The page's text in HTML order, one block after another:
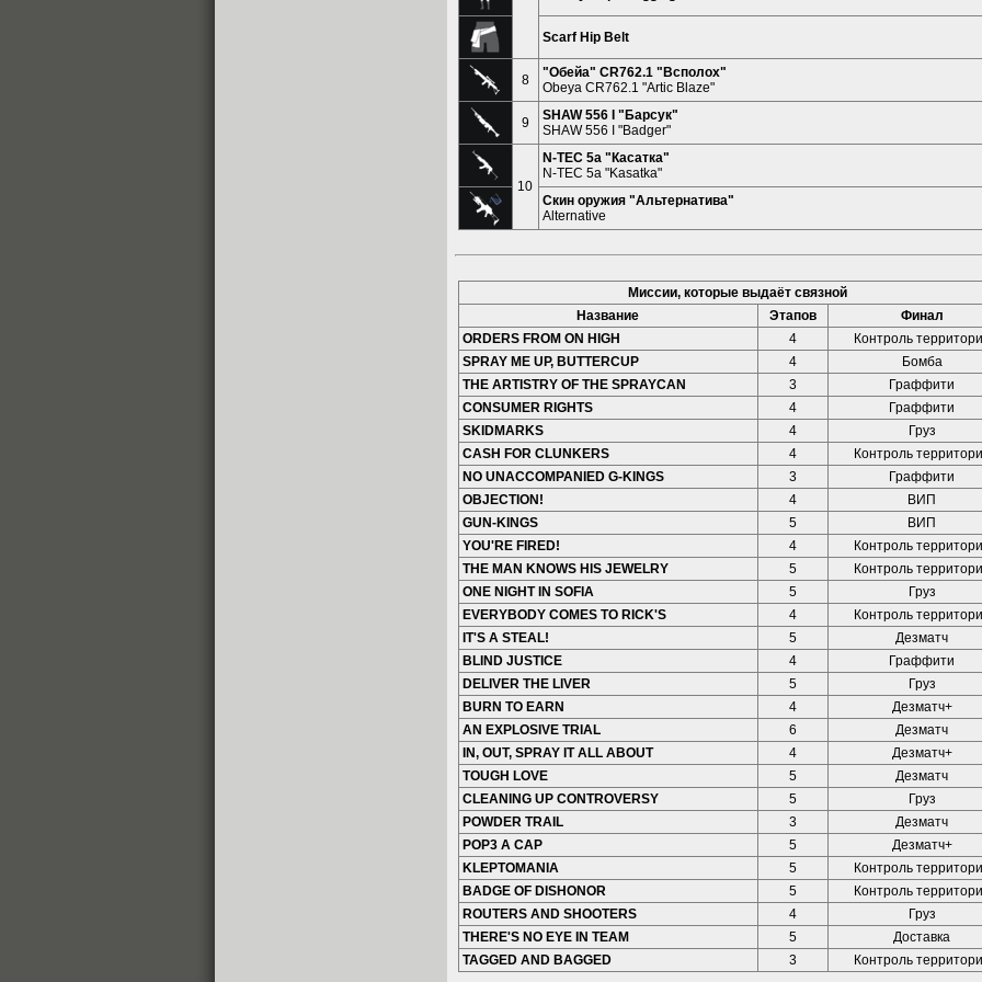
Scarf Hip Belt
8
"Обейа" CR762.1 "Всполох"
Obeya CR762.1 "Artic Blaze"
9
SHAW 556 I "Барсук"
SHAW 556 I "Badger"
10
N-TEC 5a "Касатка"
N-TEC 5a "Kasatka"
Скин оружия "Альтернатива"
Alternative
Миссии, которые выдаёт связной
Название
Этапов
Финал
ORDERS FROM ON HIGH
4
Контроль
SPRAY ME UP, BUTTERCUP
4
Бомба
THE ARTISTRY OF THE SPRAYCAN
3
Граффити
CONSUMER RIGHTS
4
Граффити
SKIDMARKS
4
Груз
CASH FOR CLUNKERS
4
Контроль
NO UNACCOMPANIED G-KINGS
3
Граффити
OBJECTION!
4
ВИП
GUN-KINGS
5
ВИП
YOU'RE FIRED!
4
Контроль
THE MAN KNOWS HIS JEWELRY
5
Контроль
ONE NIGHT IN SOFIA
5
Груз
EVERYBODY COMES TO RICK'S
4
Контроль
IT'S A STEAL!
5
Дезматч
BLIND JUSTICE
4
Граффити
DELIVER THE LIVER
5
Груз
BURN TO EARN
4
Дезматч+
AN EXPLOSIVE TRIAL
6
Дезматч
IN, OUT, SPRAY IT ALL ABOUT
4
Дезматч+
TOUGH LOVE
5
Дезматч
CLEANING UP CONTROVERSY
5
Груз
POWDER TRAIL
3
Дезматч
POP3 A CAP
5
Дезматч+
KLEPTOMANIA
5
Контроль
BADGE OF DISHONOR
5
Контроль
ROUTERS AND SHOOTERS
4
Груз
THERE'S NO EYE IN TEAM
5
Доставка
TAGGED AND BAGGED
3 Контроль